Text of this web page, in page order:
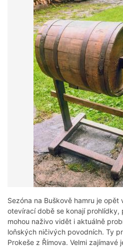
Sezóna na Buškově hamru je
otevírací době se konají
mohou naživo vidět i aktuálně
loňských ničivých povodních. Ty
Prokeše z Římova. Velmi zajímavé